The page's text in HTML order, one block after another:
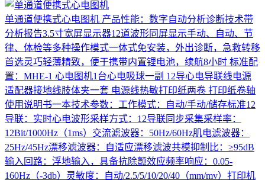
单通道便携式心电图机 产品性能：数字自动分析诊断技术带
分析报告3.5寸宽屏显示器12道波形同屏显示手动、自动、节
律、体检等多种操作模式一体式免安装，外出诊断，急救转移
首选灵巧轻薄精致，便于携带内置锂电池，续航8小时 标准配
置：MHE-1 心电图机1台心电吸球一副 12导心电导联线电源
适配器接地线肢体夹一套 电源线热敏打印纸两卷 打印纸卷轴
使用说明书一本技术参数：工作模式：自动/手动/储存标准12
导联：实时心电波形采样方式：12导联同步采集采样率：
12Bit/1000Hz（1ms）交流滤波器：50Hz/60Hz肌电滤波器：
25Hz/45Hz漂移滤波器：自适应漂移滤波共模抑制比：≥95dB
输入回路：浮地输入，具备抗除颤效应频率响应：0.05-
160Hz（-3db）灵敏度：自动/2.5/5/10/20/40（mm/mv）打印机